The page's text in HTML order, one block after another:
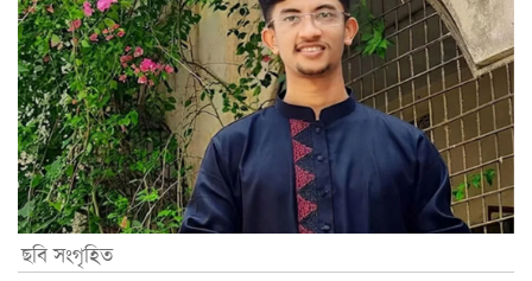
ছবি সংগৃহিত